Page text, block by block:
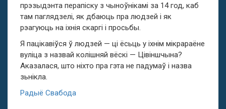
прэзыдэнта перапіску з чыноўнікамі за 14 год, каб
там паглядзелі, як дбаюць пра людзей і як
рэагуюць на іхнія скаргі і просьбы.
Я пацікавіўся ў людзей — ці ёсьць у іхнім мікрараёне
вуліца з назвай колішняй вёскі — Цівіншчына?
Аказалася, што ніхто пра гэта не падумаў і назва
зьнікла.
Радыё Свабода